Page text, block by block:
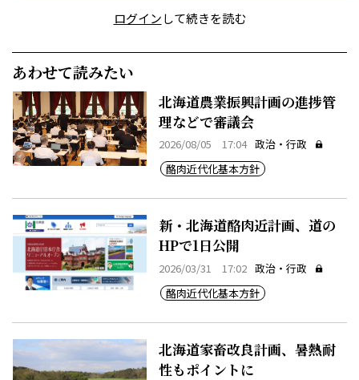
ログインして続きを読む
あわせて読みたい
北海道農業振興計画の進捗管
理などで審議会
2026/08/05 17:04 政治・行政
酪肉近代化基本方針
新・北海道酪肉近計画、道の
HPで1日公開
2026/03/31 17:02 政治・行政
酪肉近代化基本方針
北海道家畜改良計画、暑熱耐
性もポイントに